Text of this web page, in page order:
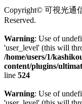
Copyright© 可視光通
Reserved.
Warning: Use of
'user_level' (this will
/home/users/1/
content/plugins/
line 524
Warning: Use of